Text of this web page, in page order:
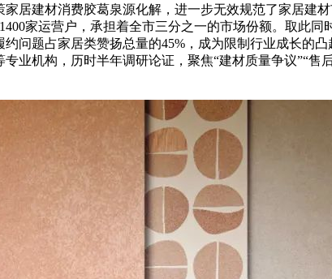
家居建材消费胶葛泉源化解，进一步无效规范了家居建
家运营户，承担着全市三分之一的市场份额。取此
问题占家居类赞扬总量的45%，成为限制行业成长的
业机构，历时半年调研论证，聚焦“建材质量争议”“